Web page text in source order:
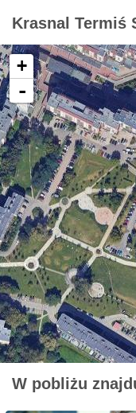
Krasnal Termiś
+
-
W pobliżu